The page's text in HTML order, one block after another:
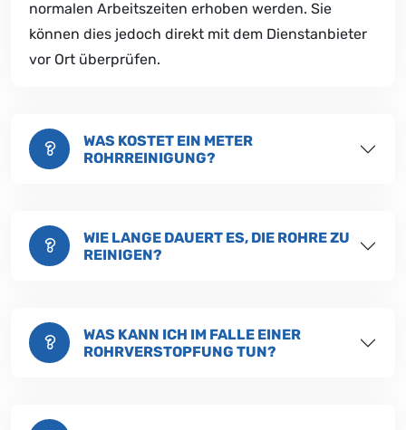
normalen Arbeitszeiten erhoben werden. Sie
können dies jedoch direkt mit dem Dienstanbieter
vor Ort überprüfen.
WAS KOSTET EIN METER
ROHRREINIGUNG?
WIE LANGE DAUERT ES, DIE ROHRE ZU
REINIGEN?
WAS KANN ICH IM FALLE EINER
ROHRVERSTOPFUNG TUN?